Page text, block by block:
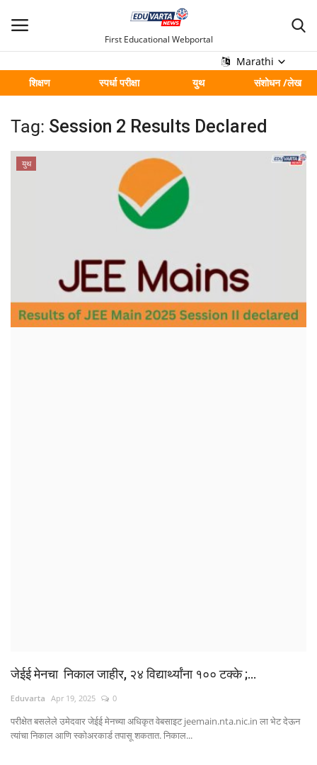
First Educational Webportal
Marathi
शिक्षण
स्पर्धा परीक्षा युथ संशोधन /लेख
मुख्य
Contact
शिक्षण
संशोधन /लेख
शहर
Tag: Session 2 Results Declared
युथ
जेईई मेनचा निकाल जाहीर, २४ विद्यार्थ्यांना १०० टक्के ;...
Eduvarta Apr 19, 2025 0
परीक्षेत बसलेले उमेदवार जेईई मेनच्या अधिकृत वेबसाइट jeemain.nta.nic.in ला भेट देऊन
त्यांचा निकाल आणि स्कोअरकार्ड तपासू शकतात. निकाल...